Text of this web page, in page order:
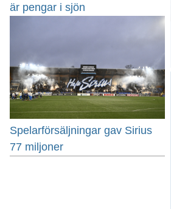
är pengar i sjön
Spelarförsäljningar gav Sirius
77 miljoner